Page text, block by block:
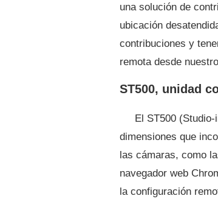
una solución de
ubicación
contribuciones y
remota desde
ST500, unidad
El ST500
dimensiones que
las cámaras, como
navegador web
la configuración